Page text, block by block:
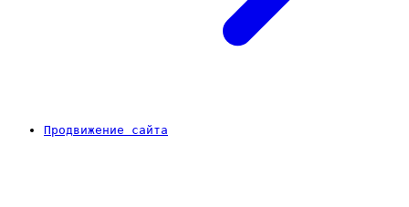
Продвижение сайта